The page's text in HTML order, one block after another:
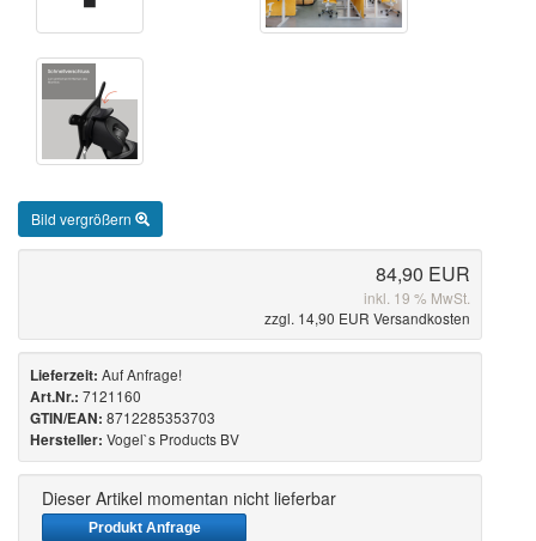
Bild vergrößern
84,90 EUR
inkl. 19 % MwSt.
zzgl. 14,90 EUR Versandkosten
Lieferzeit: Auf Anfrage!
Art.Nr.: 7121160
GTIN/EAN: 8712285353703
Hersteller: Vogel`s Products BV
Dieser Artikel momentan nicht lieferbar
Produkt Anfrage